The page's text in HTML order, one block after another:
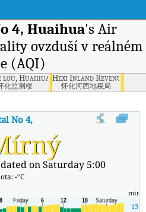
4, Huaihua's Air
ovzduší v reálném
(AQI)
lou, Huaihua
化监测楼
Hexi Inland Revenue
怀化河西地税局
No 4, Huaihua Index kvality
on Saturday 5:00
-°C
min
13